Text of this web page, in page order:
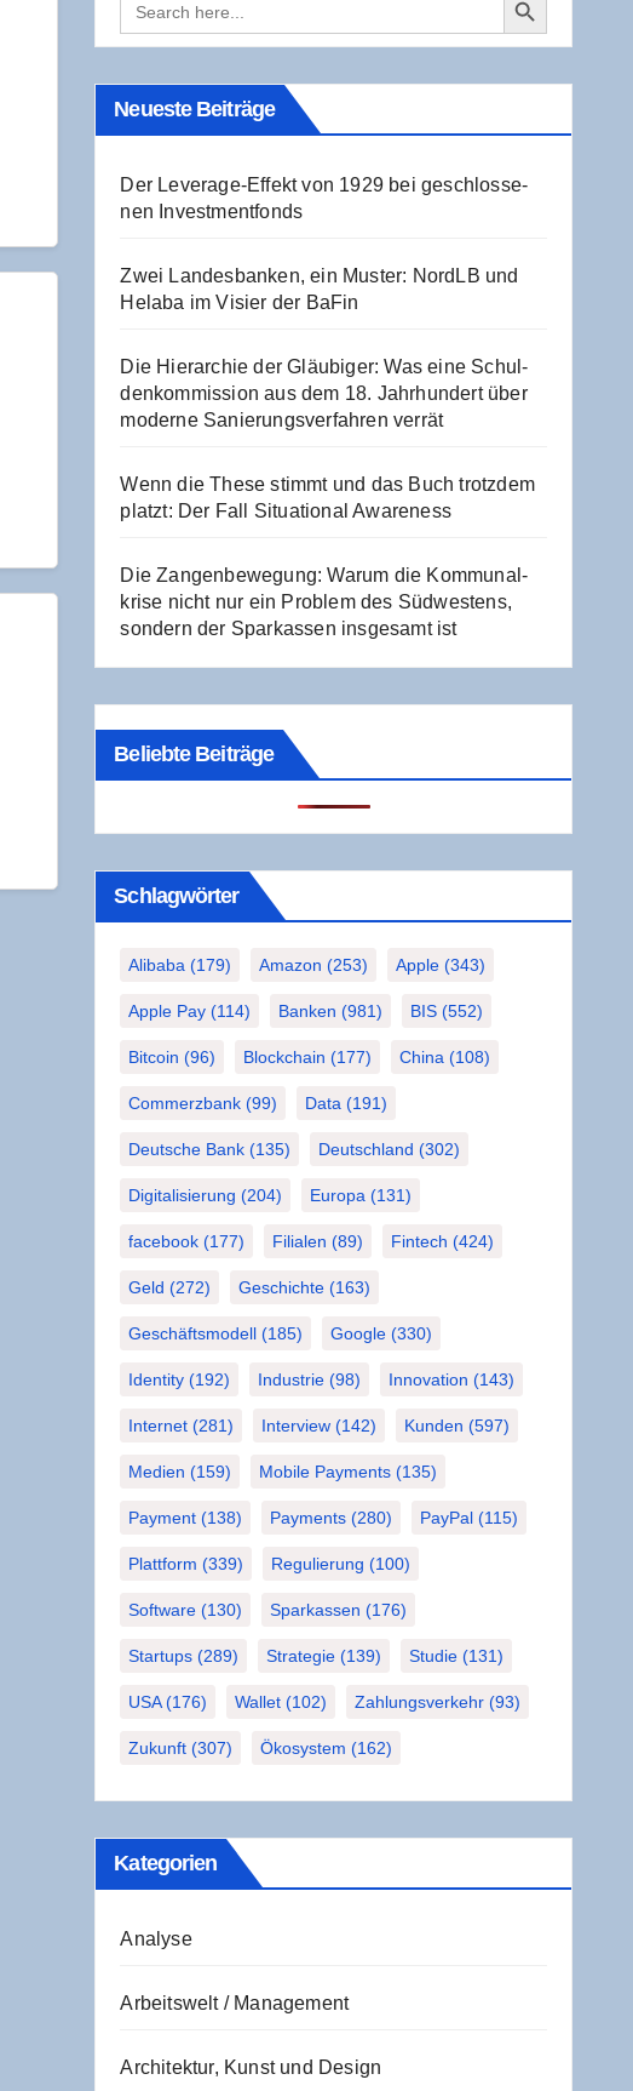
for:
Neu­es­te Beiträge
Der Levera­ge-Effekt von 1929 bei geschlos­se­
nen Investmentfonds
Zwei Lan­des­ban­ken, ein Mus­ter: NordLB und
Hela­ba im Visier der BaFin
Die Hier­ar­chie der Gläu­bi­ger: Was eine Schul­
den­kom­mis­si­on aus dem 18. Jahr­hun­dert über
moder­ne Sanie­rungs­ver­fah­ren verrät
Wenn die The­se stimmt und das Buch trotz­dem
platzt: Der Fall Situa­tio­nal Awareness
Die Zan­gen­be­we­gung: War­um die Kom­mu­nal­
kri­se nicht nur ein Pro­blem des Süd­wes­tens,
son­dern der Spar­kas­sen ins­ge­samt ist
Beliebte Beiträge
Schlag­wör­ter
Alibaba (179) Amazon (253) Apple (343)
Apple Pay (114) Banken (981) BIS (552)
Bitcoin (96) Blockchain (177) China (108)
Commerzbank (99) Data (191)
Deutsche Bank (135) Deutschland (302)
Digitalisierung (204) Europa (131)
facebook (177) Filialen (89) Fintech (424)
Geld (272) Geschichte (163)
Geschäftsmodell (185) Google (330)
Identity (192) Industrie (98) Innovation (143)
Internet (281) Interview (142) Kunden (597)
Medien (159) Mobile Payments (135)
Payment (138) Payments (280) PayPal (115)
Plattform (339) Regulierung (100)
Software (130) Sparkassen (176)
Startups (289) Strategie (139) Studie (131)
USA(176) Wallet (102) Zahlungsverkehr (93)
Zukunft (307) Ökosystem (162)
Kate­go­rien
Analyse
Arbeitswelt / Management
Architektur, Kunst und Design